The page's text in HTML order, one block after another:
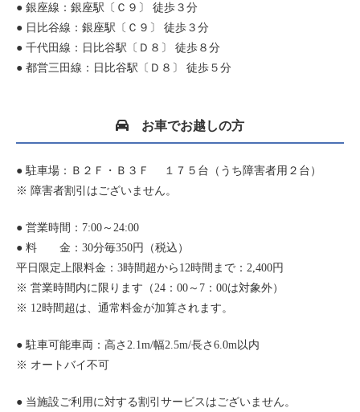
● 銀座線：銀座駅〔Ｃ９〕 徒歩３分
● 日比谷線：銀座駅〔Ｃ９〕 徒歩３分
● 千代田線：日比谷駅〔Ｄ８〕 徒歩８分
● 都営三田線：日比谷駅〔Ｄ８〕 徒歩５分
お車でお越しの方
● 駐車場：Ｂ２Ｆ・Ｂ３Ｆ １７５台（うち障害者用２台）
※ 障害者割引はございません。
● 営業時間：7:00～24:00
● 料 金：30分毎350円（税込）
平日限定上限料金：3時間超から12時間まで：2,400円
※ 営業時間内に限ります（24：00～7：00は対象外）
※ 12時間超は、通常料金が加算されます。
● 駐車可能車両：高さ2.1m/幅2.5m/長さ6.0m以内
※ オートバイ不可
● 当施設ご利用に対する割引サービスはございません。